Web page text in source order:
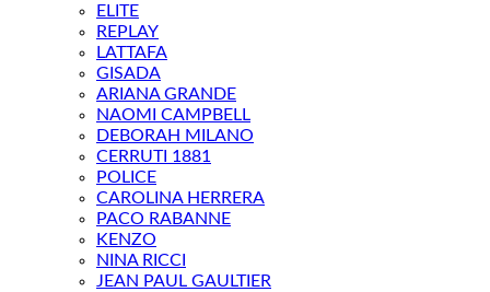
ELITE
REPLAY
LATTAFA
GISADA
ARIANA GRANDE
NAOMI CAMPBELL
DEBORAH MILANO
CERRUTI 1881
POLICE
CAROLINA HERRERA
PACO RABANNE
KENZO
NINA RICCI
JEAN PAUL GAULTIER